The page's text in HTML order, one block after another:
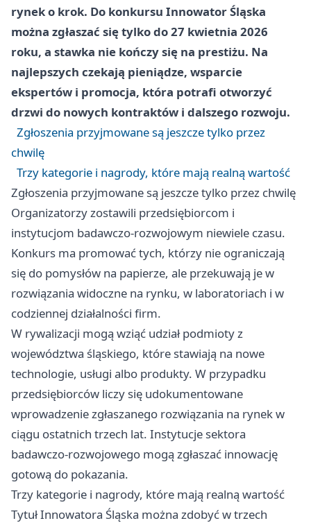
rynek o krok. Do konkursu Innowator Śląska
można zgłaszać się tylko do 27 kwietnia 2026
roku, a stawka nie kończy się na prestiżu. Na
najlepszych czekają pieniądze, wsparcie
ekspertów i promocja, która potrafi otworzyć
drzwi do nowych kontraktów i dalszego rozwoju.
Zgłoszenia przyjmowane są jeszcze tylko przez
chwilę
Trzy kategorie i nagrody, które mają realną wartość
Zgłoszenia przyjmowane są jeszcze tylko przez chwilę
Organizatorzy zostawili przedsiębiorcom i
instytucjom badawczo-rozwojowym niewiele czasu.
Konkurs ma promować tych, którzy nie ograniczają
się do pomysłów na papierze, ale przekuwają je w
rozwiązania widoczne na rynku, w laboratoriach i w
codziennej działalności firm.
W rywalizacji mogą wziąć udział podmioty z
województwa śląskiego, które stawiają na nowe
technologie, usługi albo produkty. W przypadku
przedsiębiorców liczy się udokumentowane
wprowadzenie zgłaszanego rozwiązania na rynek w
ciągu ostatnich trzech lat. Instytucje sektora
badawczo-rozwojowego mogą zgłaszać innowację
gotową do pokazania.
Trzy kategorie i nagrody, które mają realną wartość
Tytuł Innowatora Śląska można zdobyć w trzech